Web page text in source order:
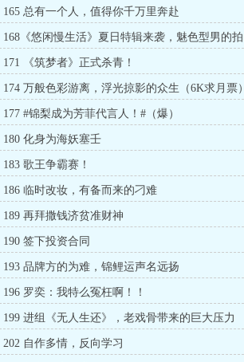
165 总有一个人，值得你千万里奔赴
168《悠闲慢生活》夏日特辑来袭，魅色型男的拍
摄171 《筑梦者》正式杀青！
174 万般色彩游离，浮光掠影的众生（6K求月票）
177 #锦梨成为芳菲代言人！#（爆）
180 化身为海妖塞壬
183 歌王争霸赛！
186 临时改妆，有备而来的刁难
189 再拜撒钱济贫准财神
190 签下投资合同
193 品牌方的为难，锦鲤运声名远扬
196 罗奕：我特么冤枉啊！！
199 进组《无人生还》，老戏骨带来的巨大压力
202 自作多情，反向学习